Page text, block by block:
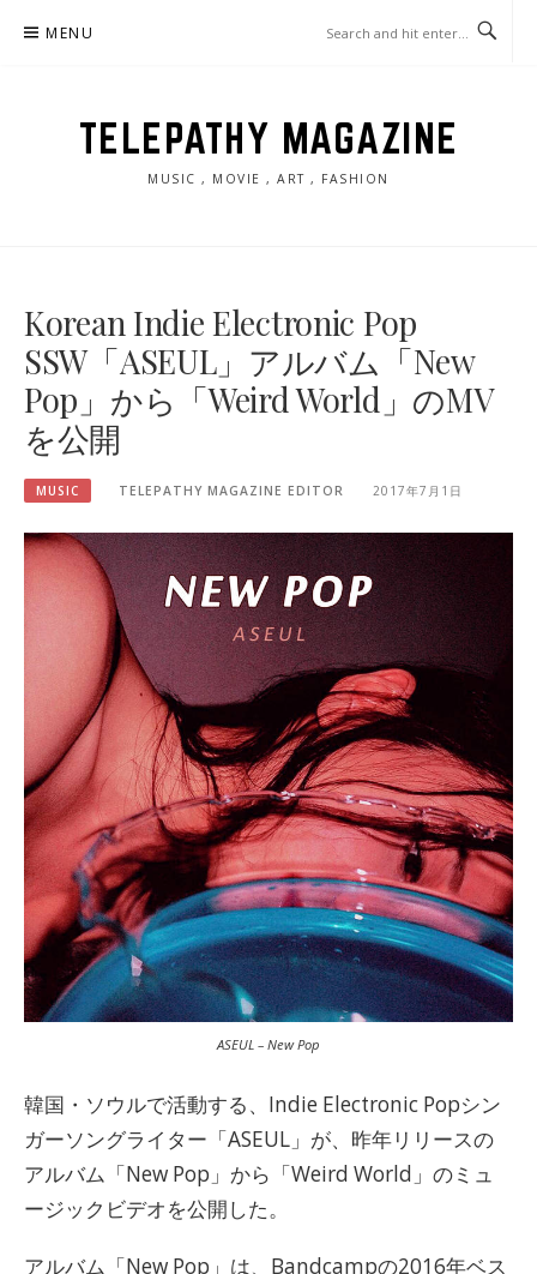
MENU
TELEPATHY MAGAZINE
MUSIC , MOVIE , ART , FASHION
Korean Indie Electronic Pop
SSW「ASEUL」アルバム「New
Pop」から「Weird World」のMV
を公開
MUSIC TELEPATHY MAGAZINE EDITOR 2017年7月1日
ASEUL – New Pop
韓国・ソウルで活動する、Indie Electronic Popシン
ガーソングライター「ASEUL」が、昨年リリースの
アルバム「New Pop」から「Weird World」のミュ
ージックビデオを公開した。
アルバム「New Pop」は、Bandcampの2016年ベス